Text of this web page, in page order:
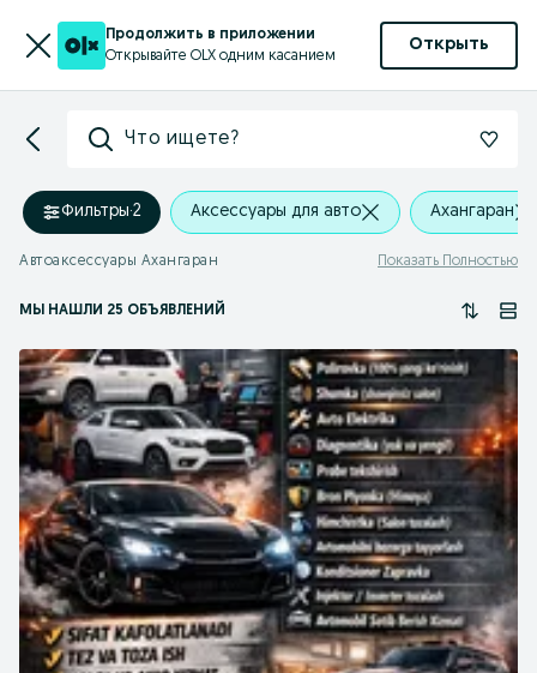
Продолжить в приложении
Открывайте OLX одним касанием
Открыть
Что ищете?
Фильтры·2 Аксессуары для авто Ахангаран
Автоаксессуары Ахангаран Показать Полностью
МЫ НАШЛИ 25 ОБЪЯВЛЕНИЙ